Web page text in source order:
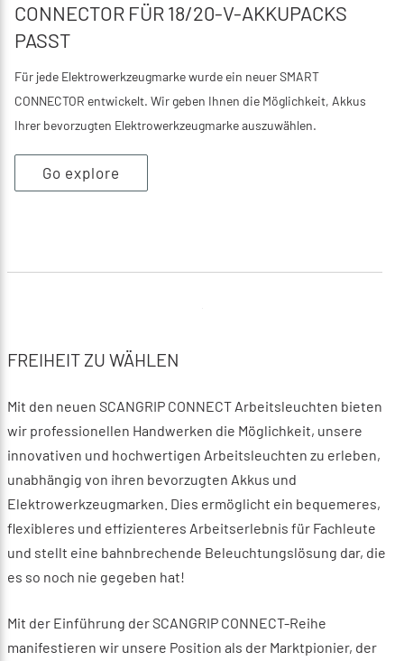
CONNECTOR FÜR 18/20-V-AKKUPACKS
PASST
Für jede Elektrowerkzeugmarke wurde ein neuer SMART
CONNECTOR entwickelt. Wir geben Ihnen die Möglichkeit, Akkus
Ihrer bevorzugten Elektrowerkzeugmarke auszuwählen.
Go explore
FREIHEIT ZU WÄHLEN
Mit den neuen SCANGRIP CONNECT Arbeitsleuchten bieten
wir professionellen Handwerken die Möglichkeit, unsere
innovativen und hochwertigen Arbeitsleuchten zu erleben,
unabhängig von ihren bevorzugten Akkus und
Elektrowerkzeugmarken. Dies ermöglicht ein bequemeres,
flexibleres und effizienteres Arbeitserlebnis für Fachleute
und stellt eine bahnbrechende Beleuchtungslösung dar, die
es so noch nie gegeben hat!
Mit der Einführung der SCANGRIP CONNECT-Reihe
manifestieren wir unsere Position als der Marktpionier, der